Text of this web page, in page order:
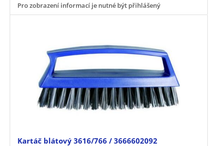
Pro zobrazení informací je nutné být přihlášený
Kartáč blátový 3616/766 / 3666602092